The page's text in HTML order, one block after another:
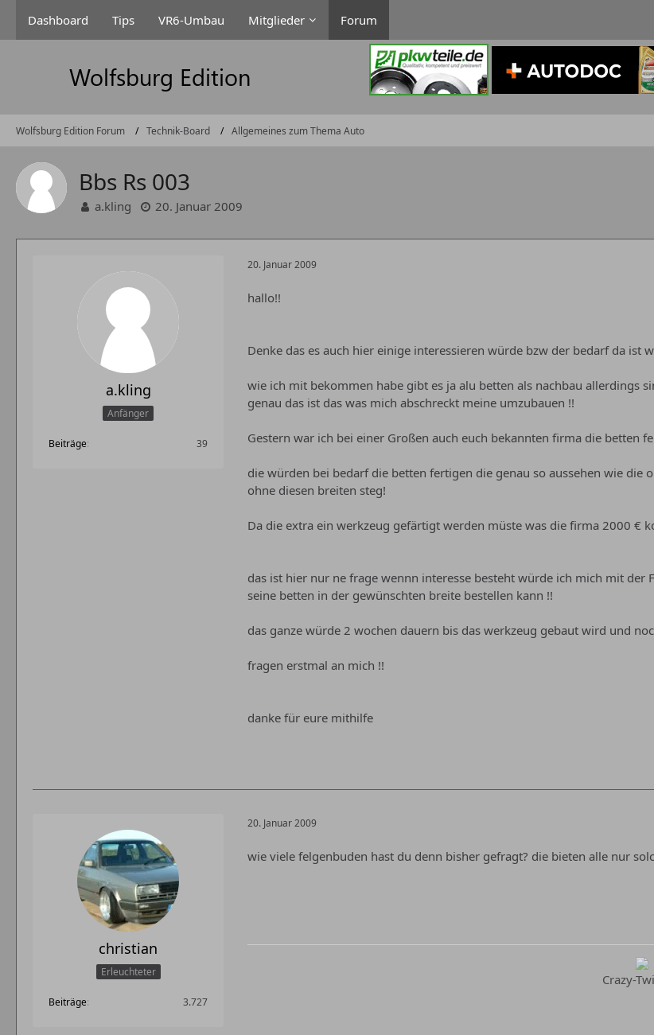
Dashboard Tips VR6-Umbau Mitglieder Forum
Wolfsburg Edition Forum Technik-Board Allgemeines zum Thema Auto
Bbs Rs 003
a.kling 20. Januar 2009
a.kling
Anfänger
Beiträge 39
20. Januar 2009
hallo!!
Denke das es auch hier einige interessieren würde bzw der bedarf da ist
wie ich mit bekommen habe gibt es ja alu betten als nachbau allerdings
genau das ist das was mich abschreckt meine umzubauen !!
Gestern war ich bei einer Großen auch euch bekannten firma die betten
die würden bei bedarf die betten fertigen die genau so aussehen wie die
ohne diesen breiten steg!
Da die extra ein werkzeug gefärtigt werden müste was die firma 2000 €
das ist hier nur ne frage wennn interesse besteht würde ich mich mit
seine betten in der gewünschten breite bestellen kann !!
das ganze würde 2 wochen dauern bis das werkzeug gebaut wird und
fragen erstmal an mich !!
danke für eure mithilfe
christian
Erleuchteter
Beiträge 3.727
20. Januar 2009
wie viele felgenbuden hast du denn bisher gefragt? die bieten alle nur
Crazy-